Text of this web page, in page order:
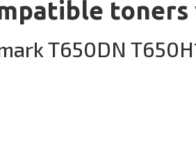
toners
T650DN